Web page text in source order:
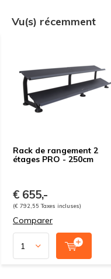
Vu(s) récemment
Rack de rangement 2
étages PRO - 250cm
€ 655,-
(€ 792,55 Taxes incluses)
Comparer